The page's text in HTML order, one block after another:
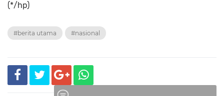
(*/hp)
#berita utama #nasional